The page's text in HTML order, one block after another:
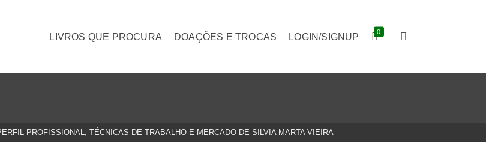
LIVROS QUE PROCURA DOAÇÕES E TROCAS LOGIN/SIGNUP 0
PROFISSIONAL, TÉCNICAS DE TRABALHO E MERCADO DE SILVIA MARTA VIEIRA